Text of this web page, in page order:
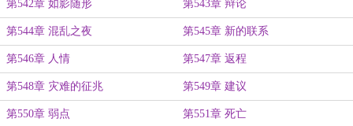
第542章 如影随形 第543章 辩论
第544章 混乱之夜 第545章 新的联系
第546章 人情 第547章 返程
第548章 灾难的征兆 第549章 建议
第550章 弱点 第551章 死亡